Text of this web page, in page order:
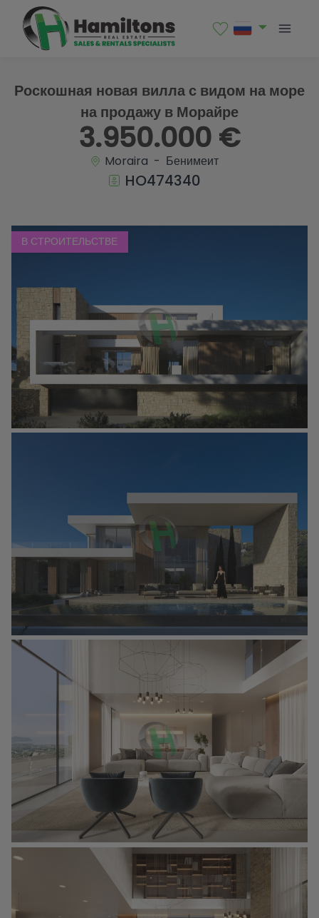
Роскошная новая вилла с видом на море
на продажу в Морайре
3.950.000 €
Moraira - Бенимеит
HO474340
В СТРОИТЕЛЬСТВЕ
1 / 7